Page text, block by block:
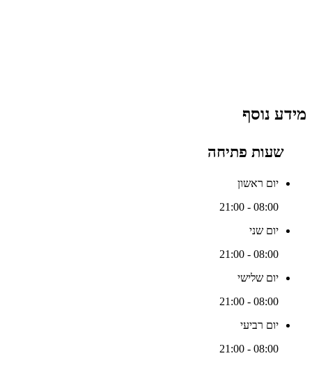
מידע נוסף
שעות פתיחה
יום ראשון
08:00 - 21:00
יום שני
08:00 - 21:00
יום שלישי
08:00 - 21:00
יום רביעי
08:00 - 21:00